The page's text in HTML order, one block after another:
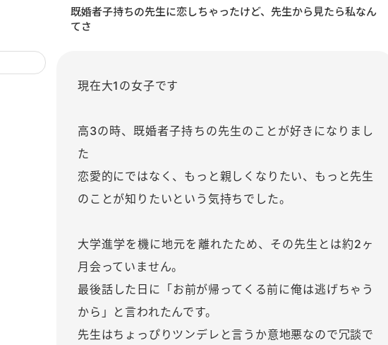
既婚者子持ちの先生に恋しちゃったけど、先生から見たら私なん
てさ
現在大1の女子です
高3の時、既婚者子持ちの先生のことが好きになりまし
た
恋愛的にではなく、もっと親しくなりたい、もっと先生
のことが知りたいという気持ちでした。
大学進学を機に地元を離れたため、その先生とは約2ヶ
月会っていません。
最後話した日に「お前が帰ってくる前に俺は逃げちゃう
から」と言われたんです。
先生はちょっぴりツンデレと言うか意地悪なので冗談で